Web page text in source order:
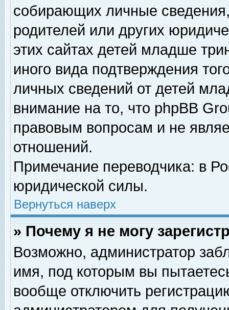
собирающих личные
родителей или других
этих сайтах детей младше
иного вида подтверждения
личных сведений от детей
внимание на то, что phpBB
правовым вопросам и не
отношений.
Примечание переводчика: в
юридической силы.
Вернуться наверх
» Почему я не могу
Возможно, администратор
имя, под которым вы
вообще отключить